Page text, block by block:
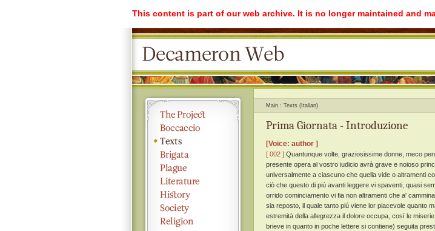
This content is part of our web archive. It is no longer maintained and
Main Texts (Italian)
Prima Giornata - Introduzione
[Voice: author ]
[ 002 ] Quantunque volte, graziosissime donne, meco
presente opera al vostro iudicio avrà grave e noioso
universalmente a ciascuno che quella vide o altramenti
ciò che questo di piú avanti leggere vi spaventi, quasi
orrido cominciamento vi fia non altramenti che a'
sia reposto, il quale tanto piú viene lor piacevole quanto
estremità della allegrezza il dolore occupa, cosí le
brieve in quanto in poche lettere si contiene) seguita